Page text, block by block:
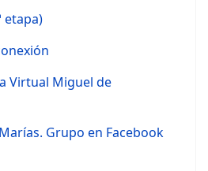
etapa)
Virtual Miguel de
Grupo en Facebook